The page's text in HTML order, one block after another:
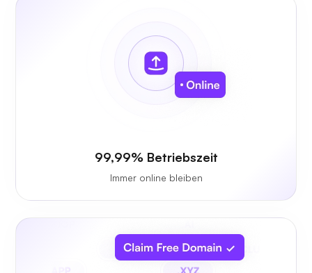
99,99% Betriebszeit
Immer online bleiben